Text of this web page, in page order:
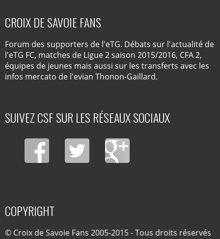
CROIX DE SAVOIE FANS
Forum des supporters de l'eTG. Débats sur l'actualité de
l'eTG FC, matches de Ligue 2 saison 2015/2016, CFA 2,
équipes de jeunes mais aussi sur les transferts avec les
infos mercato de l'evian Thonon-Gaillard.
SUIVEZ CSF SUR LES RÉSEAUX SOCIAUX
COPYRIGHT
© Croix de Savoie Fans 2005-2015 - Tous droits réservés